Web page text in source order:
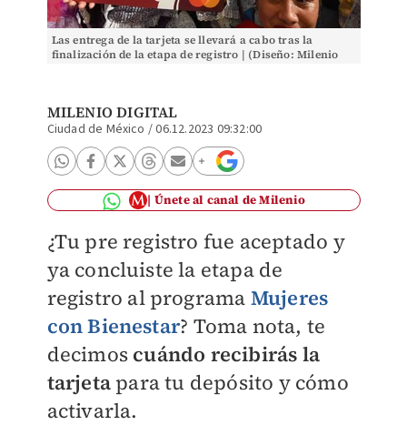
Las entrega de la tarjeta se llevará a cabo tras la
finalización de la etapa de registro | (Diseño: Milenio
MILENIO DIGITAL
Ciudad de México /06.12.2023 09:32:00
Únete al canal de Milenio
¿Tu pre registro fue aceptado y
ya concluiste la etapa de
registro al programa Mujeres
con Bienestar? Toma nota, te
decimos cuándo recibirás la
tarjeta paratu depósito y cómo
activarla.